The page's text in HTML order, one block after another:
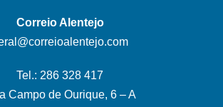
Correio Alentejo
Tel.: 286 328 417
Campo de Ourique, 6 – A